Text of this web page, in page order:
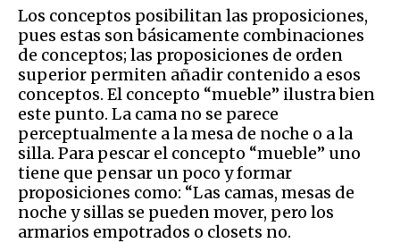
Los conceptos posibilitan las proposiciones,
pues estas son básicamente combinaciones
de conceptos; las proposiciones de orden
superior permiten añadir contenido a esos
conceptos. El concepto “mueble” ilustra bien
este punto. La cama no se parece
perceptualmente a la mesa de noche o a la
silla. Para pescar el concepto “mueble” uno
tiene que pensar un poco y formar
proposiciones como: “Las camas, mesas de
noche y sillas se pueden mover, pero los
armarios empotrados o closets no.